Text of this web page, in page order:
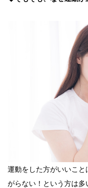
運動をした方がいいこ
がらない！という方は多